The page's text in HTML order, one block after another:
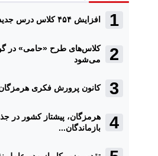
افزایش ۴۵۴ کلاس درس جدید در استان برای...
کلاس‌های طرح «حامی» در
می‌شود
کانون پرورش فکری
هرمزگان، پیشتاز کشور در
بازماندگان...